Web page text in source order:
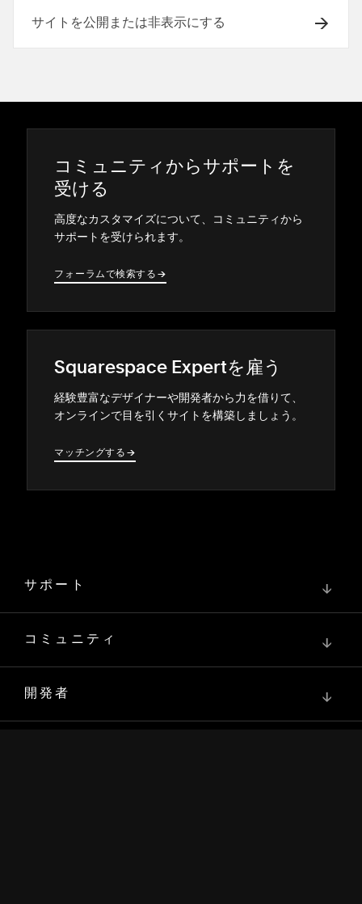
サイトを公開または非表示にする
コミ⁠ュニテ⁠ィからサポ⁠ートを
受ける
高度なカスタマイズについて⁠、コミ⁠ュニテ⁠ィから
サポ⁠ートを受けられます⁠。
フ⁠ォ⁠ーラムで検索する →
→
Squarespace Expertを雇う
経験豊富なデザイナ⁠ーや開発者から力を借りて⁠、
オンラインで目を引くサイトを構築しまし⁠ょう⁠。
マ⁠ッチングする →
→
サポート ↓
コミュニティ ↓
開発者 ↓